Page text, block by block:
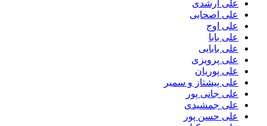
علی ارشدی
علی اصحابی
علی اوج
علی بابا
علی بابایی
علی پرویزی
علی پوریان
علی پیشتاز و سمیر
علی جانی پور
علی جمشیدی
علی حسن پور